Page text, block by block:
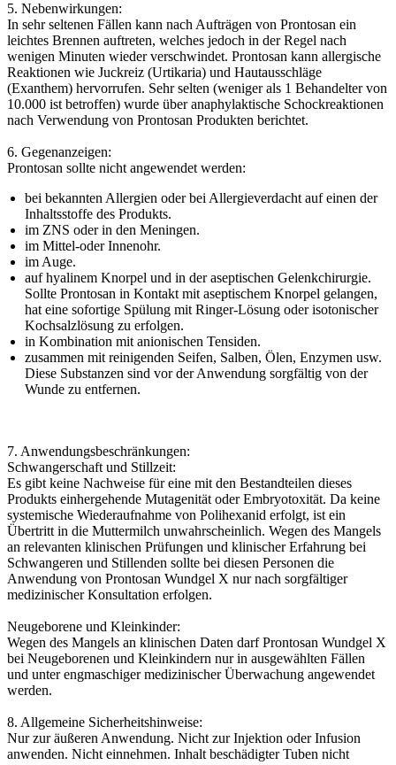
5. Nebenwirkungen:
In sehr seltenen Fällen kann nach Aufträgen von Prontosan ein
leichtes Brennen auftreten, welches jedoch in der Regel nach
wenigen Minuten wieder verschwindet. Prontosan kann allergische
Reaktionen wie Juckreiz (Urtikaria) und Hautausschläge
(Exanthem) hervorrufen. Sehr selten (weniger als 1 Behandelter von
10.000 ist betroffen) wurde über anaphylaktische Schockreaktionen
nach Verwendung von Prontosan Produkten berichtet.
6. Gegenanzeigen:
Prontosan sollte nicht angewendet werden:
bei bekannten Allergien oder bei Allergieverdacht auf einen der
Inhaltsstoffe des Produkts.
im ZNS oder in den Meningen.
im Mittel-oder Innenohr.
im Auge.
auf hyalinem Knorpel und in der aseptischen Gelenkchirurgie.
Sollte Prontosan in Kontakt mit aseptischem Knorpel gelangen,
hat eine sofortige Spülung mit Ringer-Lösung oder isotonischer
Kochsalzlösung zu erfolgen.
in Kombination mit anionischen Tensiden.
zusammen mit reinigenden Seifen, Salben, Ölen, Enzymen usw.
Diese Substanzen sind vor der Anwendung sorgfältig von der
Wunde zu entfernen.
7. Anwendungsbeschränkungen:
Schwangerschaft und Stillzeit:
Es gibt keine Nachweise für eine mit den Bestandteilen dieses
Produkts einhergehende Mutagenität oder Embryotoxität. Da keine
systemische Wiederaufnahme von Polihexanid erfolgt, ist ein
Übertritt in die Muttermilch unwahrscheinlich. Wegen des Mangels
an relevanten klinischen Prüfungen und klinischer Erfahrung bei
Schwangeren und Stillenden sollte bei diesen Personen die
Anwendung von Prontosan Wundgel X nur nach sorgfältiger
medizinischer Konsultation erfolgen.
Neugeborene und Kleinkinder:
Wegen des Mangels an klinischen Daten darf Prontosan Wundgel X
bei Neugeborenen und Kleinkindern nur in ausgewählten Fällen
und unter engmaschiger medizinischer Überwachung angewendet
werden.
8. Allgemeine Sicherheitshinweise:
Nur zur äußeren Anwendung. Nicht zur Injektion oder Infusion
anwenden. Nicht einnehmen. Inhalt beschädigter Tuben nicht